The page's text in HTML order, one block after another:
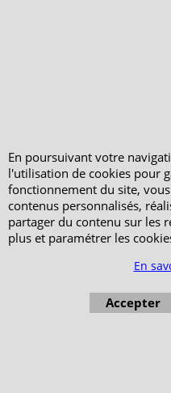
En poursuivant votre
l'utilisation de cookies pour
fonctionnement du site,
contenus personnalisés,
partager du contenu sur les
plus et paramétrer les
En
Accepter